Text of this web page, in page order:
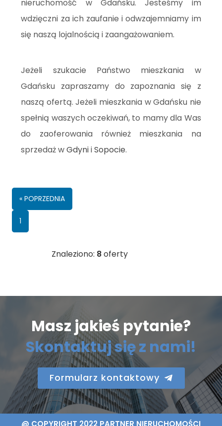
nieruchomość w Gdańsku. Jesteśmy im
wdzięczni za ich zaufanie i odwzajemniamy im
się naszą lojalnością i zaangażowaniem.
Jeżeli szukacie Państwo mieszkania w
Gdańsku zapraszamy do zapoznania się z
naszą ofertą. Jeżeli mieszkania w Gdańsku nie
spełnią waszych oczekiwań, to mamy dla Was
do zaoferowania również mieszkania na
sprzedaż wGdyniiSopocie.
« POPRZEDNIA
1
Znaleziono: 8oferty
Masz jakieś pytanie?
Skontaktuj się z nami!
Formularz kontaktowy
@ COPYRIGHT 2022 PARTNER NIERUCHOMOŚCI